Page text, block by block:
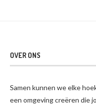
OVER ONS
Samen kunnen we elke
een omgeving creëren die